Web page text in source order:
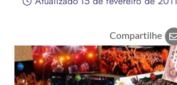
Compartilhe